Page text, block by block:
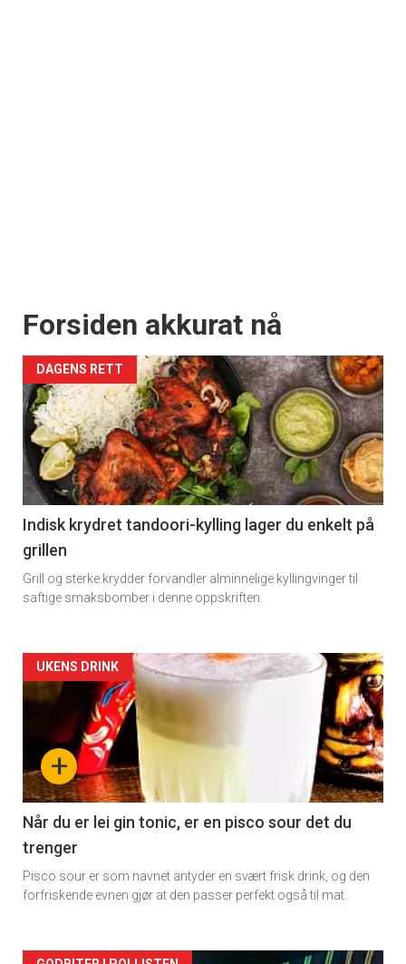
Forsiden akkurat nå
DAGENS RETT
Indisk krydret tandoori-kylling lager du enkelt på
grillen
Grill og sterke krydder forvandler alminnelige kyllingvinger til
saftige smaksbomber i denne oppskriften.
Forsiden
akkurat
nå
-
2
+
UKENS DRINK
Når du er lei gin tonic, er en pisco sour det du
trenger
Pisco sour er som navnet antyder en svært frisk drink, og den
forfriskende evnen gjør at den passer perfekt også til mat.